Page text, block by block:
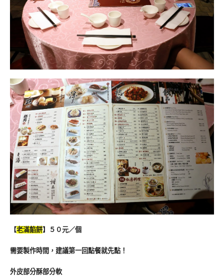
【老滿餡餅】５０元／個
需要製作時間，建議第一回點餐就先點！
外皮部分酥部分軟